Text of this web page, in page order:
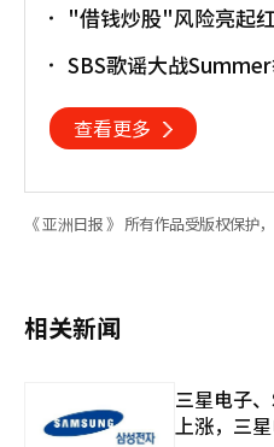
"借钱炒股"风险亮起
SBS歌谣大战
查看更多
《 亚洲日报 》 所有作品受版权保护
相关新闻
三星电子
上涨，三